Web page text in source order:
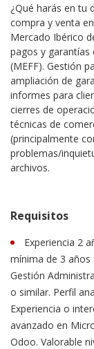
¿Qué harás en tu
compra y venta
Mercado Ibérico
pagos y garantías
(MEFF). Gestión
ampliación de
informes para
cierres de
técnicas de
(principalmente
problemas/
archivos.
Requisitos
Experiencia 2
mínima de 3
Gestión
o similar. Perfil
Experiencia o
avanzado en
Odoo. Valorable